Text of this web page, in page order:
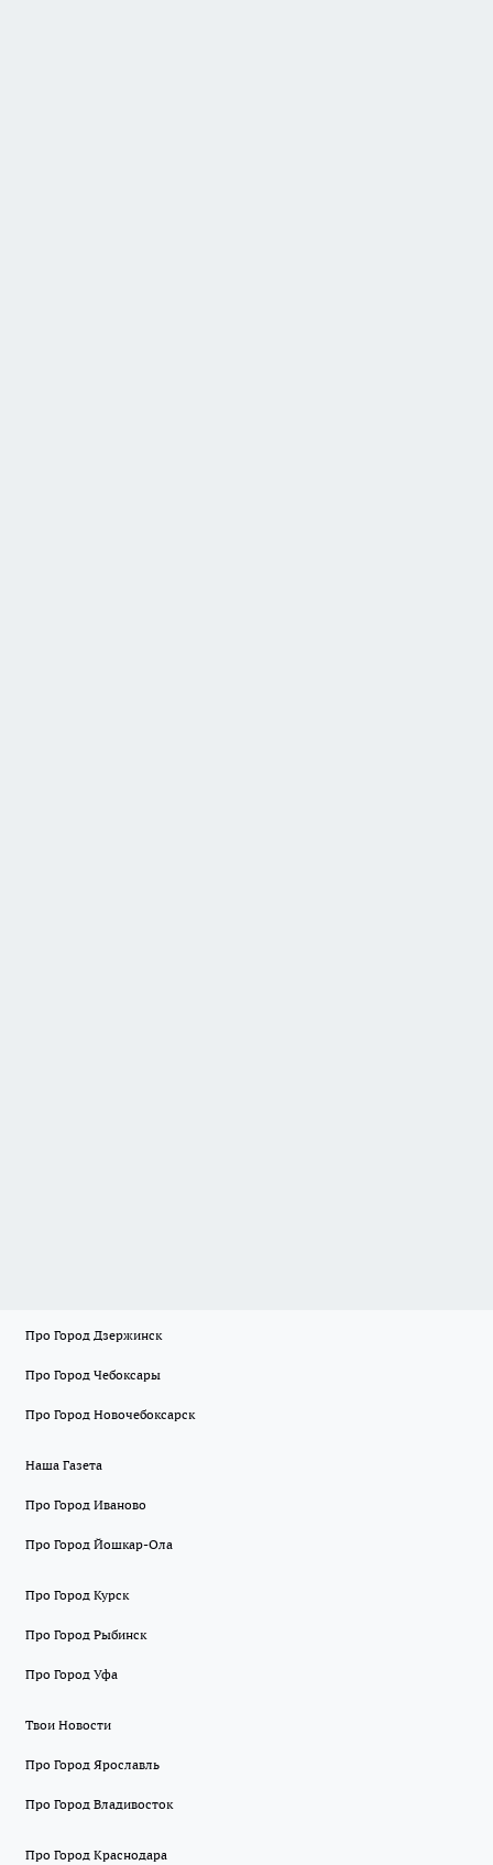
Про Город Дзержинск
Про Город Чебоксары
Про Город Новочебоксарск
Наша Газета
Про Город Иваново
Про Город Йошкар-Ола
Про Город Курск
Про Город Рыбинск
Про Город Уфа
Твои Новости
Про Город Ярославль
Про Город Владивосток
Про Город Краснодара